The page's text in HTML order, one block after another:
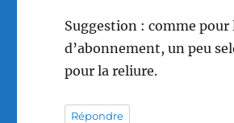
Suggestion : comme
d’abonnement, un peu
pour la reliure.
Répondre